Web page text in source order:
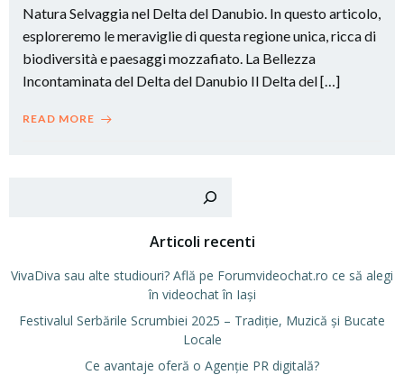
Natura Selvaggia nel Delta del Danubio. In questo articolo,
esploreremo le meraviglie di questa regione unica, ricca di
biodiversità e paesaggi mozzafiato. La Bellezza
Incontaminata del Delta del Danubio Il Delta del […]
READ MORE
Articoli recenti
VivaDiva sau alte studiouri? Află pe Forumvideochat.ro ce să alegi
în videochat în Iași
Festivalul Serbările Scrumbiei 2025 – Tradiție, Muzică și Bucate
Locale
Ce avantaje oferă o Agenție PR digitală?